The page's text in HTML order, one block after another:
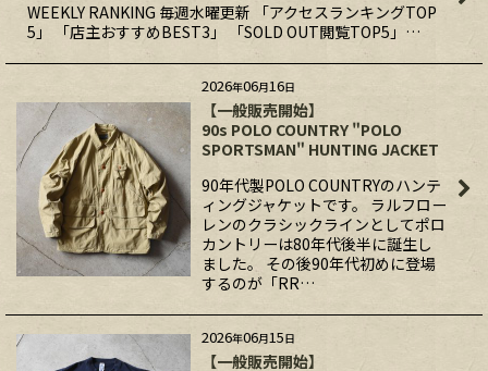
WEEKLY RANKING 毎週水曜更新 「アクセスランキングTOP
5」 「店主おすすめBEST3」 「SOLD OUT閲覧TOP5」…
2026年06月16日
【一般販売開始】
90s POLO COUNTRY "POLO
SPORTSMAN" HUNTING JACKET
90年代製POLO COUNTRYのハンテ
ィングジャケットです。 ラルフロー
レンのクラシックラインとしてポロ
カントリーは80年代後半に誕生し
ました。 その後90年代初めに登場
するのが「RR…
2026年06月15日
【一般販売開始】